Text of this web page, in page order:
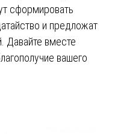
сформировать
и предложат
Давайте вместе
вашего